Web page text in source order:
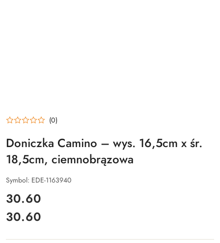
(0)
Doniczka Camino – wys. 16,5cm x śr.
18,5cm, ciemnobrązowa
Symbol: EDE-1163940
cena:
30.60
Cena:
30.60